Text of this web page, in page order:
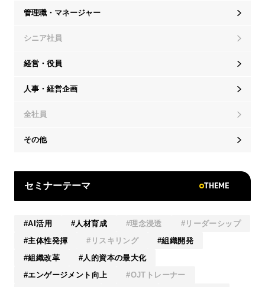
管理職・マネージャー
シニア社員
経営・役員
人事・経営企画
全社員
その他
セミナーテーマ THEME
AI活用 人材育成 理念浸透
リーダーシップ
主体性発揮
リスキリング
組織開発
組織改革
人的資本の最大化
エンゲージメント向上
OJTトレーナー